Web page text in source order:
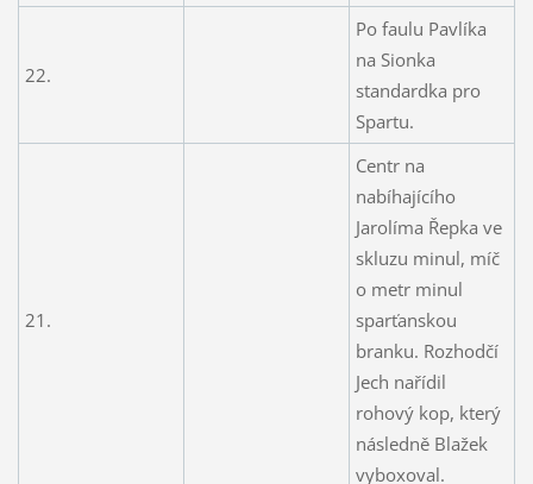
22.
Po faulu Pavlíka
na Sionka
standardka pro
Spartu.
21.
Centr na
nabíhajícího
Jarolíma Řepka ve
skluzu minul, míč
o metr minul
sparťanskou
branku. Rozhodčí
Jech nařídil
rohový kop, který
následně Blažek
vyboxoval.